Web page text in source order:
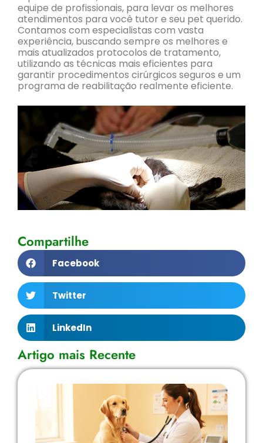
equipe de profissionais, para levar os melhores
atendimentos para você tutor e seu pet querido.
Contamos com especialistas com vasta
experiência, buscando sempre os melhores e
mais atualizados protocolos de tratamento,
utilizando as técnicas mais eficientes para
garantir procedimentos cirúrgicos seguros e um
programa de reabilitação realmente eficiente.
Compartilhe
Facebook
Twitter
LinkedIn
Artigo mais Recente